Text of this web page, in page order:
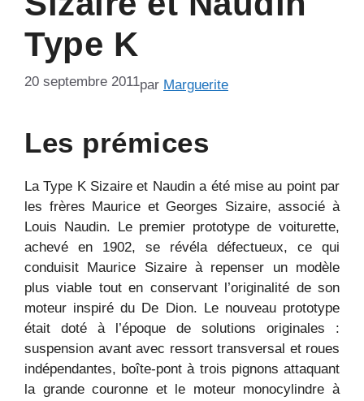
Type K
20 septembre 2011par Marguerite
Les prémices
La Type K Sizaire et Naudin a été mise au point par
les frères Maurice et Georges Sizaire, associé à
Louis Naudin. Le premier prototype de voiturette,
achevé en 1902, se révéla défectueux, ce qui
conduisit Maurice Sizaire à repenser un modèle
plus viable tout en conservant l’originalité de son
moteur inspiré du De Dion. Le nouveau prototype
était doté à l’époque de solutions originales :
suspension avant avec ressort transversal et roues
indépendantes, boîte-pont à trois pignons attaquant
la grande couronne et le moteur monocylindre à